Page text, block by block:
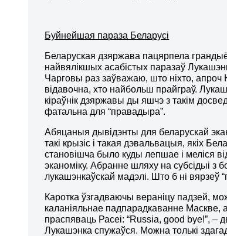
Буйнейшая параза Беларусі
Беларуская дзяржава пацярпела
найвялікшых асабістых паразаў
Чарговы раз заўважаю, што ніхто, апроч
відавочна, хто найбольш прайграў.
кіраўнік дзяржавы ды яшчэ з такім
фатальна для “правадыра”.
Абяцаныя дывідэнты для беларускай
такі крызіс і такая дэвальвацыя, якіх
становішча было куды лепшае і меліся
эканоміку. Абранне шляху на субсідыі з
лукашэнкаўскай мадэлі. Што б ні вярзеў
Каротка ўзгадваючы вераніцу падзей,
каланіяльнае падпарадкаванне
праспяваць Расеі: “Russia, good bye!”,
Лукашэнка спужаўся. Можна толькі